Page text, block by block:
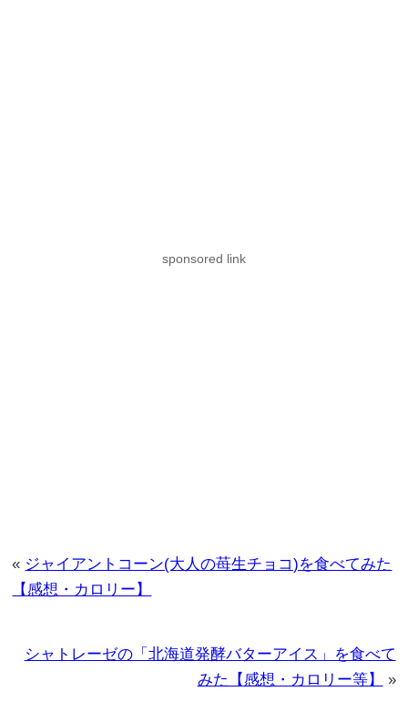
sponsored link
« ジャイアントコーン(大人の苺生チョコ)を食べてみた
【感想・カロリー】
シャトレーゼの「北海道発酵バターアイス」を食べて
みた【感想・カロリー等】
»